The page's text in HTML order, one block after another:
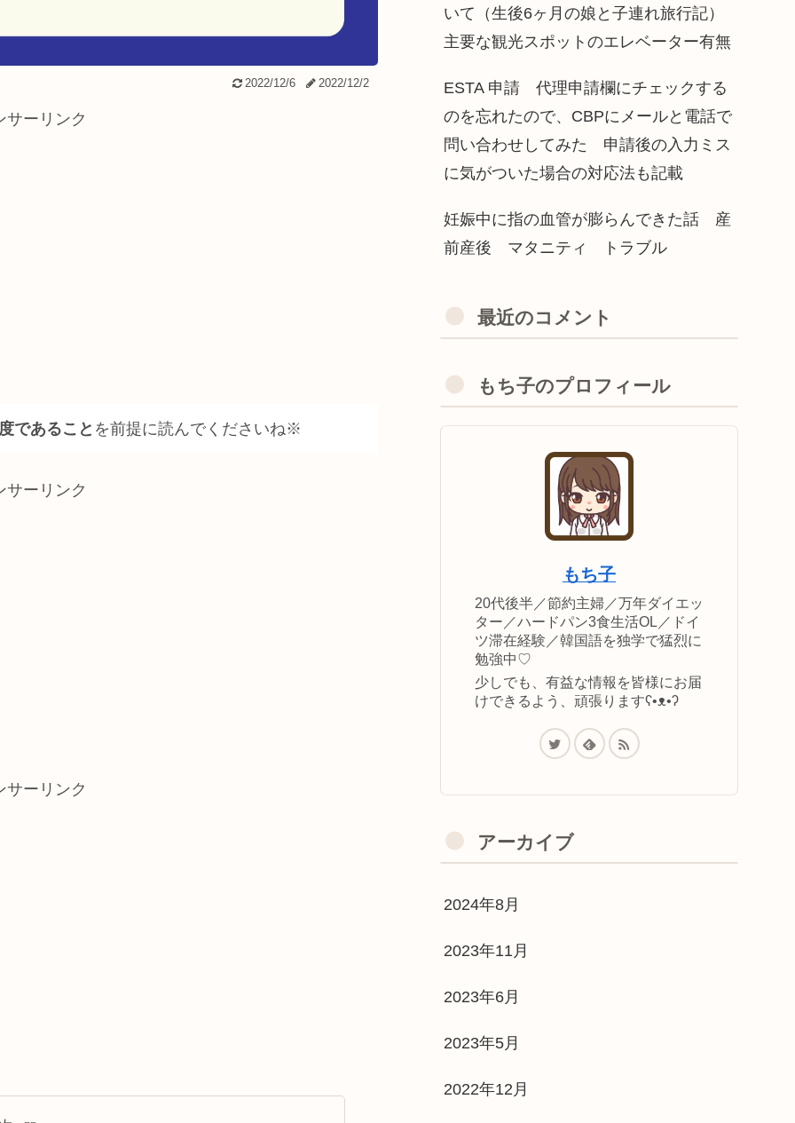
2022/12/6 2022/12/2
サーリンク
であること を前提に読んでくださいね※
サーリンク
サーリンク
いて（生後6ヶ月の娘と子連れ旅行記）
主要な観光スポットのエレベーター有無
ESTA 申請 代理申請欄にチェックする
のを忘れたので、CBPにメールと電話で
問い合わせしてみた 申請後の入力ミス
に気がついた場合の対応法も記載
妊娠中に指の血管が膨らんできた話 産
前産後 マタニティ トラブル
最近のコメント
もち子のプロフィール
もち子
20代後半／節約主婦／万年ダイエッ
ター／ハードパン3食生活OL／ドイ
ツ滞在経験／韓国語を独学で猛烈に
勉強中♡
少しでも、有益な情報を皆様にお届
けできるよう、頑張りますʕ•ᴥ•ʔ
アーカイブ
2024年8月
2023年11月
2023年6月
2023年5月
2022年12月